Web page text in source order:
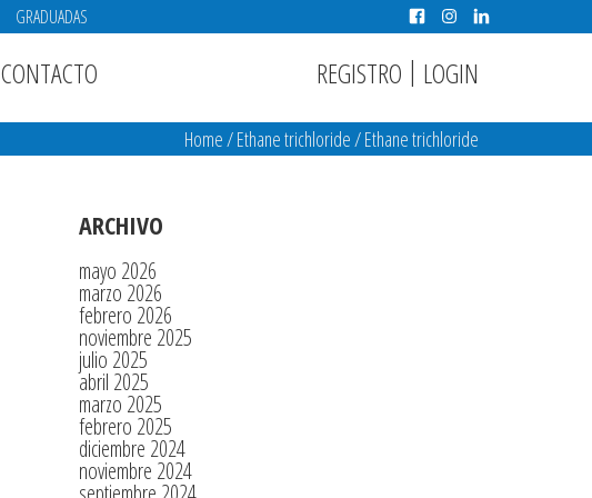
GRADUADAS
CONTACTO REGISTRO | LOGIN
Home/Ethane trichloride/Ethane trichloride
ARCHIVO
mayo 2026
marzo 2026
febrero 2026
noviembre 2025
julio 2025
abril 2025
marzo 2025
febrero 2025
diciembre 2024
noviembre 2024